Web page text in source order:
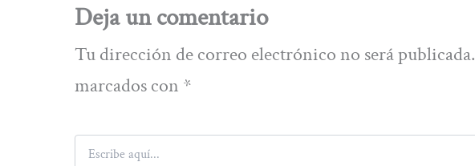
Deja un comentario
Tu dirección de correo electrónico no será publicada.
marcados con *
Escribe
aquí...